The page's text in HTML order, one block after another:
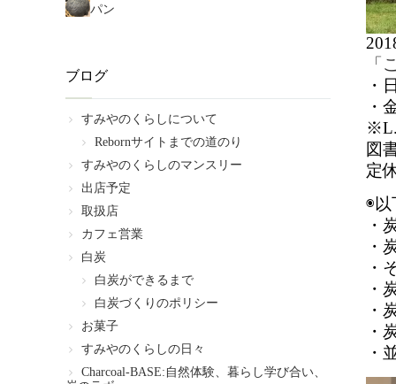
「
・
・
図
定
◉以
・
・
・
・
・
・
・
パン
ブログ
すみやのくらしについて
Rebornサイトまでの道のり
すみやのくらしのマンスリー
出店予定
取扱店
カフェ営業
白炭
白炭ができるまで
白炭づくりのポリシー
お菓子
すみやのくらしの日々
Charcoal-BASE:自然体験、暮らし学び合い、